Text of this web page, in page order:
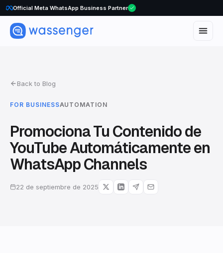
WhatsApp Voice Calls are here
Back to Blog
FOR BUSINESSAUTOMATION
Promociona Tu Contenido de
YouTube Automáticamente en
WhatsApp Channels
22 de septiembre de 2025